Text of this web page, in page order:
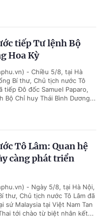
tiếp Tư lệnh Bộ
Hoa Kỳ
- Chiều 5/8, tại Hà
Bí thư, Chủ tịch nước Tô
tiếp Đô đốc Samuel Paparo,
Bộ Chỉ huy Thái Bình Dương...
Tô Lâm: Quan hệ
càng phát triển
- Ngày 5/8, tại Hà Nội,
thư, Chủ tịch nước Tô Lâm đã
sứ Malaysia tại Việt Nam Tan
tới chào từ biệt nhân kết...